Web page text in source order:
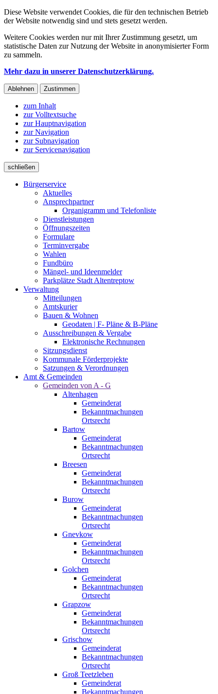
Diese Website verwendet Cookies, die für den technischen Betrieb
der Website notwendig sind und stets gesetzt werden.
Weitere Cookies werden nur mit Ihrer Zustimmung gesetzt, um
statistische Daten zur Nutzung der Website in anonymisierter Form
zu sammeln.
Mehr dazu in unserer Datenschutzerklärung.
Ablehnen Zustimmen
zum Inhalt
zur Volltextsuche
zur Hauptnavigation
zur Navigation
zur Subnavigation
zur Servicenavigation
schließen
Bürgerservice
Aktuelles
Ansprechpartner
Organigramm und Telefonliste
Dienstleistungen
Öffnungszeiten
Formulare
Terminvergabe
Wahlen
Fundbüro
Mängel- und Ideenmelder
Parkplätze Stadt Altentreptow
Verwaltung
Mitteilungen
Amtskurier
Bauen & Wohnen
Geodaten | F- Pläne & B-Pläne
Ausschreibungen & Vergabe
Elektronische Rechnungen
Sitzungsdienst
Kommunale Förderprojekte
Satzungen & Verordnungen
Amt & Gemeinden
Gemeinden von A - G
Altenhagen
Gemeinderat
Bekanntmachungen
Ortsrecht
Bartow
Gemeinderat
Bekanntmachungen
Ortsrecht
Breesen
Gemeinderat
Bekanntmachungen
Ortsrecht
Burow
Gemeinderat
Bekanntmachungen
Ortsrecht
Gnevkow
Gemeinderat
Bekanntmachungen
Ortsrecht
Golchen
Gemeinderat
Bekanntmachungen
Ortsrecht
Grapzow
Gemeinderat
Bekanntmachungen
Ortsrecht
Grischow
Gemeinderat
Bekanntmachungen
Ortsrecht
Groß Teetzleben
Gemeinderat
Bekanntmachungen